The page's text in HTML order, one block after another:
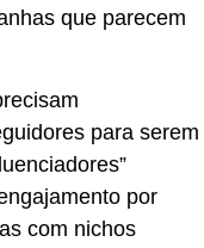
que parecem
para serem
por
com nichos